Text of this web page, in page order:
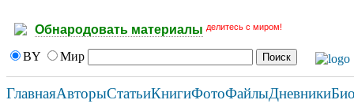
Обнародовать материалы делитесь с миром!
BY Мир
ГлавнаяАвторыСтатьиКнигиФотоФайлыДневники